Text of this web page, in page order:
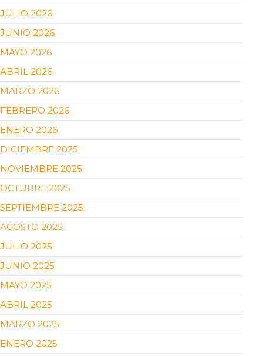
JULIO 2026
JUNIO 2026
MAYO 2026
ABRIL 2026
MARZO 2026
FEBRERO 2026
ENERO 2026
DICIEMBRE 2025
NOVIEMBRE 2025
OCTUBRE 2025
SEPTIEMBRE 2025
AGOSTO 2025
JULIO 2025
JUNIO 2025
MAYO 2025
ABRIL 2025
MARZO 2025
ENERO 2025